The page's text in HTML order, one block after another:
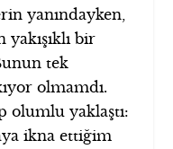
yanındayken,
bir
tek
olmamdı.
olumlu yaklaştı:
ikna ettiğim